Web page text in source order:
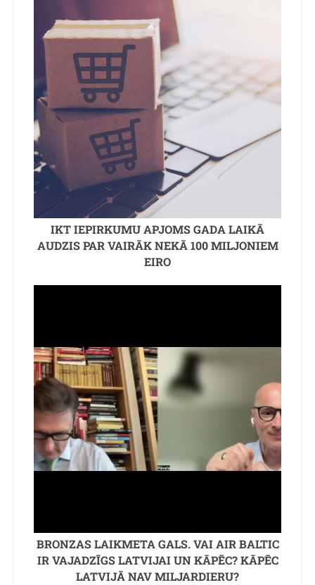
IKT IEPIRKUMU APJOMS GADA LAIKĀ
AUDZIS PAR VAIRĀK NEKĀ 100 MILJONIEM
EIRO
BRONZAS LAIKMETA GALS. VAI AIR BALTIC
IR VAJADZĪGS LATVIJAI UN KĀPĒC? KĀPĒC
LATVIJĀ NAV MILJARDIERU?